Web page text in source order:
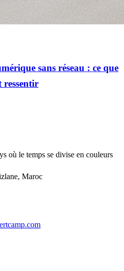
sans réseau : ce que
ressentir
où le temps se divise en couleurs
Maroc